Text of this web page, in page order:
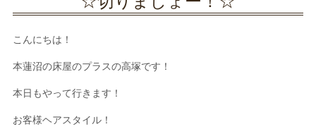
こんにちは！
本蓮沼の床屋のプラスの高塚です！
本日もやって行きます！
お客様ヘアスタイル！